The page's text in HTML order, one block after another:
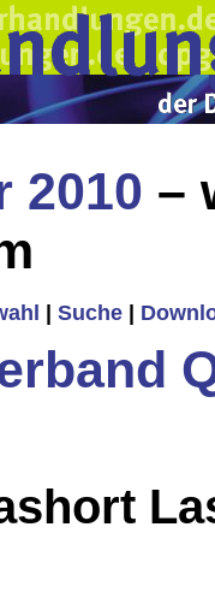
2010 –
Suche